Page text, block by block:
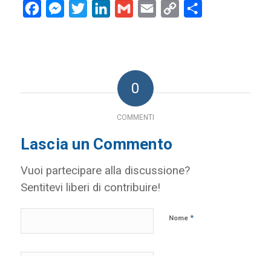
FacebookMessenger
Twitter LinkedInGmail Email
Copy
0
COMMENTI
Lascia un Commento
Vuoi partecipare alla discussione?
Sentitevi liberi di contribuire!
Nome *